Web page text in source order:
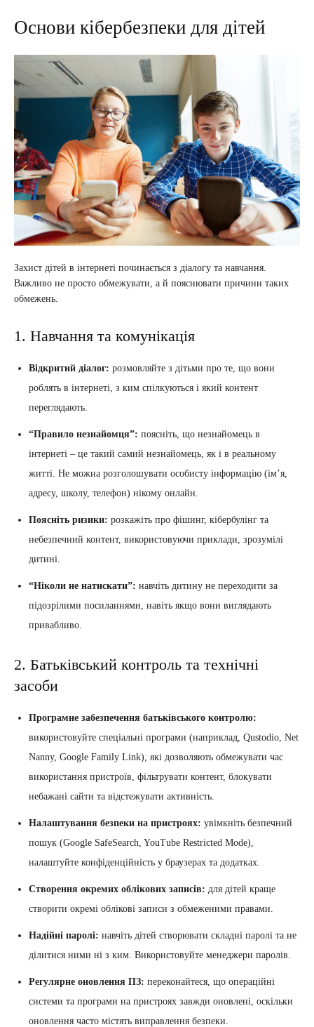
Основи кібербезпеки для дітей
Захист дітей в інтернеті починається з діалогу та навчання.
Важливо не просто обмежувати, а й пояснювати причини таких
обмежень.
1. Навчання та комунікація
Відкритий діалог: розмовляйте з дітьми про те, що вони
роблять в інтернеті, з ким спілкуються і який контент
переглядають.
“Правило незнайомця”: поясніть, що незнайомець в
інтернеті – це такий самий незнайомець, як і в реальному
житті. Не можна розголошувати особисту інформацію (ім’я,
адресу, школу, телефон) нікому онлайн.
Поясніть ризики: розкажіть про фішинг, кібербулінг та
небезпечний контент, використовуючи приклади, зрозумілі
дитині.
“Ніколи не натискати”: навчіть дитину не переходити за
підозрілими посиланнями, навіть якщо вони виглядають
привабливо.
2. Батьківський контроль та технічні
засоби
Програмне забезпечення батьківського контролю:
використовуйте спеціальні програми (наприклад, Qustodio, Net
Nanny, Google Family Link), які дозволяють обмежувати час
використання пристроїв, фільтрувати контент, блокувати
небажані сайти та відстежувати активність.
Налаштування безпеки на пристроях: увімкніть безпечний
пошук (Google SafeSearch, YouTube Restricted Mode),
налаштуйте конфіденційність у браузерах та додатках.
Створення окремих облікових записів: для дітей краще
створити окремі облікові записи з обмеженими правами.
Надійні паролі: навчіть дітей створювати складні паролі та не
ділитися ними ні з ким. Використовуйте менеджери паролів.
Регулярне оновлення ПЗ: переконайтеся, що операційні
системи та програми на пристроях завжди оновлені, оскільки
оновлення часто містять виправлення безпеки.